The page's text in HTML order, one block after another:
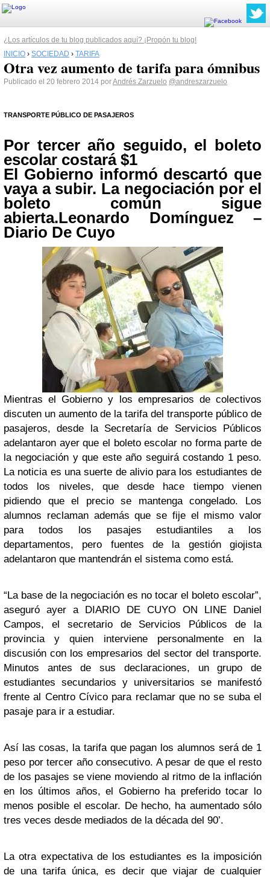
¿Los artículos de tu blog publicados aquí? ¡Propón tu blog!
INICIO › SOCIEDAD › TARIFA
Otra vez aumento de tarifa para ómnibus
Publicado el 20 febrero 2014 porAndrés Zarzuelo @andreszarzuelo
TRANSPORTE PÚBLICO DE PASAJEROS
Por tercer año seguido, el boleto
escolar costará $1
El Gobierno informó descartó que
vaya a subir. La negociación por el
boleto común sigue
abierta.Leonardo Domínguez –
Diario De Cuyo
Mientras el Gobierno y los empresarios de colectivos
discuten un aumento de la tarifa del transporte público de
pasajeros, desde la Secretaría de Servicios Públicos
adelantaron ayer que el boleto escolar no forma parte de
la negociación y que este año seguirá costando 1 peso.
La noticia es una suerte de alivio para los estudiantes de
todos los niveles, que desde hace tiempo vienen
pidiendo que el precio se mantenga congelado. Los
alumnos reclaman además que se fije el mismo valor
para todos los pasajes estudiantiles a los
departamentos, pero fuentes de la gestión giojista
adelantaron que mantendrán el sistema como está.
“La base de la negociación es no tocar el boleto escolar”,
aseguró ayer a DIARIO DE CUYO ON LINE Daniel
Campos, el secretario de Servicios Públicos de la
provincia y quien interviene personalmente en la
discusión con los empresarios del sector del transporte.
Minutos antes de sus declaraciones, un grupo de
estudiantes secundarios y universitarios se manifestó
frente al Centro Cívico para reclamar que no se suba el
pasaje para ir a estudiar.
Así las cosas, la tarifa que pagan los alumnos será de 1
peso por tercer año consecutivo. A pesar de que el resto
de los pasajes se viene moviendo al ritmo de la inflación
en los últimos años, el Gobierno ha preferido tocar lo
menos posible el escolar. De hecho, ha aumentado sólo
tres veces desde mediados de la década del 90’.
La otra expectativa de los estudiantes es la imposición
de una tarifa única, es decir que viajar de cualquier